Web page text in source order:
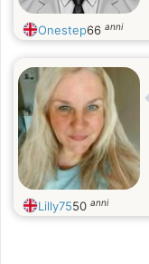
Onestep66 anni
Lilly7550 anni